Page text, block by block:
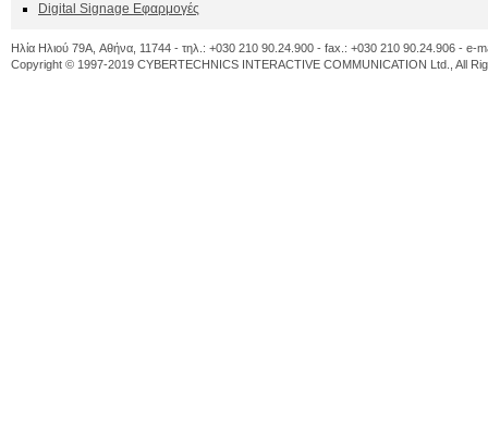
Digital Signage Εφαρμογές
Ηλία Ηλιού 79A, Αθήνα, 11744 - τηλ.: +030 210 90.24.900 - fax.: +030 210 90.24.906 - e-
Copyright © 1997-2019 CYBERTECHNICS INTERACTIVE COMMUNICATION Ltd., All